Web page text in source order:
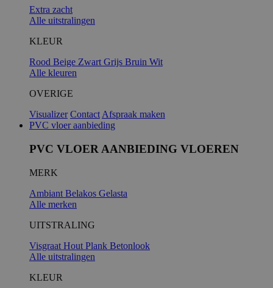
Extra zacht
Alle uitstralingen
KLEUR
Rood Beige Zwart Grijs Bruin Wit
Alle kleuren
OVERIGE
Visualizer Contact Afspraak maken
PVC vloer aanbieding
PVC VLOER AANBIEDING VLOEREN
MERK
Ambiant Belakos Gelasta
Alle merken
UITSTRALING
Visgraat Hout Plank Betonlook
Alle uitstralingen
KLEUR